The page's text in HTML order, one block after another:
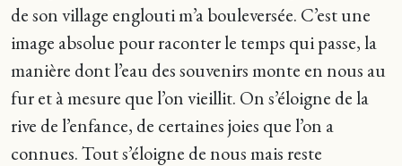
de son village englouti m’a bouleversée. C’est une
image absolue pour raconter le temps qui passe, la
manière dont l’eau des souvenirs monte en nous au
fur et à mesure que l’on vieillit. On s’éloigne de la
rive de l’enfance, de certaines joies que l’on a
connues. Tout s’éloigne de nous mais reste